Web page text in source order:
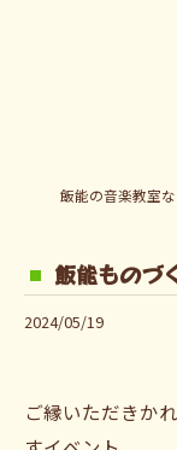
飯能ものづ
2024/05/19
ご縁いただきか